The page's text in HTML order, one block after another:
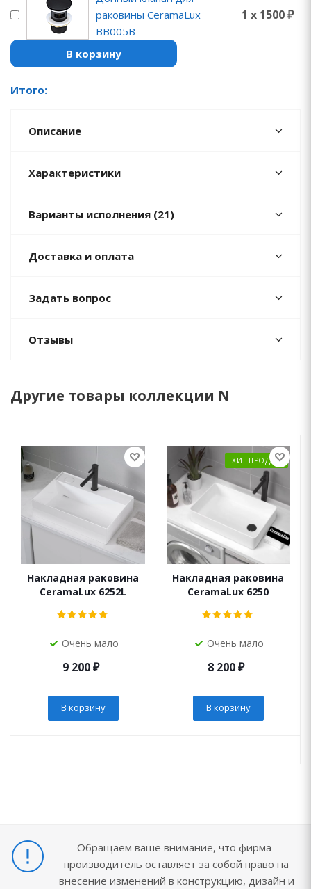
раковины CeramaLux
BB005B
1 x 1500 ₽
В корзину
Итого:
Описание
Характеристики
Варианты исполнения (21)
Доставка и оплата
Задать вопрос
Отзывы
Другие товары коллекции N
Накладная раковина
CeramaLux 6252L
Очень мало
9 200₽
В корзину
ХИТ ПРОДАЖ
Накладная раковина
CeramaLux 6250
Очень мало
8 200₽
В корзину
Обращаем ваше внимание, что фирма-
производитель оставляет за собой право на
внесение изменений в конструкцию, дизайн и